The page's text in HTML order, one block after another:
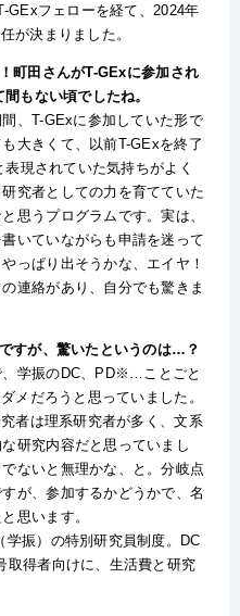
GExフェローを経て、2024年
が決まりました。
町田さんがT-GExに参加され
もない頃でしたね。
、T-GExに参加していた形で
大きくて、以前T-GExを終了
現されていた気持ちがよく
究者としての力を育てていた
思うプログラムです。実は、
いていながらも申請を迷って
っぱり出そうかな、エイヤ！
連絡があり、自分でも驚きま
すが、驚いたというのは…？
、学振のDC、PD※…ことごと
メだろうと思っていました。
者は理系研究者が多く、文系
研究内容だと思っていまし
ないと無理かな、と。分岐点
が、参加するかどうかで、名
思います。
振）の特別研究員制度。DC
取得者向けに、生活費と研究